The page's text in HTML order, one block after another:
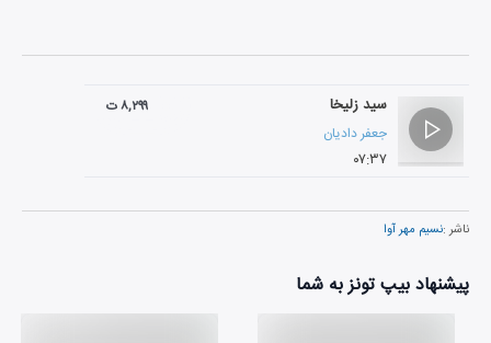
سید زلیخا
جعفر دادیان
۰۷:۳۷
۸,۲۹۹ ت
ناشر :نسیم مهر آوا
پیشنهاد بیپ تونز به شما